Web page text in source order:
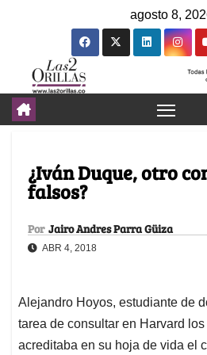
agosto 8,
¿Iván Duque, otro
falsos?
Por Jairo Andres Parra Güiza
ABR 4, 2018
Alejandro Hoyos, estudiante de
tarea de consultar en Harvard
acreditaba en su hoja de vida el